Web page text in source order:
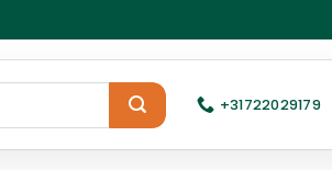
+31722029179